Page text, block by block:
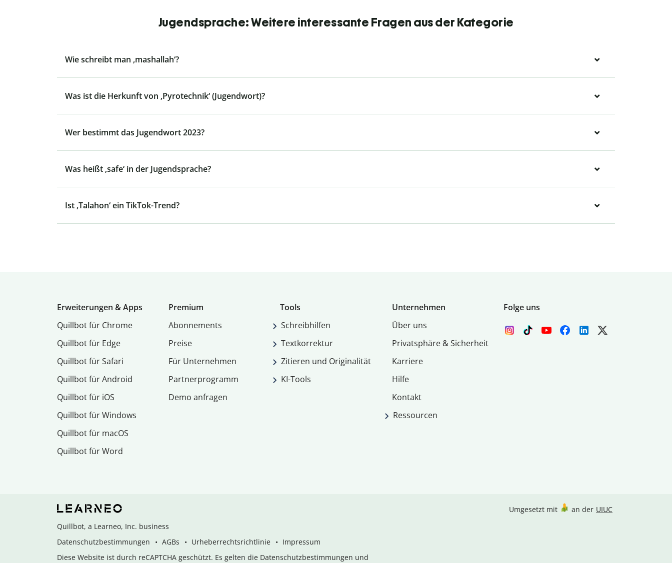
Jugendsprache: Weitere interessante Fragen aus der Kategorie
Wie schreibt man ‚mashallah‘?
Was ist die Herkunft von ‚Pyrotechnik‘ (Jugendwort)?
Wer bestimmt das Jugendwort 2023?
Was heißt ‚safe‘ in der Jugendsprache?
Ist ‚Talahon‘ ein TikTok-Trend?
Erweiterungen & Apps
Quillbot für Chrome
Quillbot für Edge
Quillbot für Safari
Quillbot für Android
Quillbot für iOS
Quillbot für Windows
Quillbot für macOS
Quillbot für Word
Premium
Abon­ne­ments
Preise
Für Unternehmen
Partnerprogramm
Demo anfragen
Tools
Schreibhilfen
Textkorrektur
Zitieren und Originalität
KI-Tools
Unternehmen
Über uns
Privatsphäre & Sicherheit
Karriere
Hilfe
Kontakt
Ressourcen
Folge uns
Quillbot, a Learneo, Inc. business
Datenschutzbestimmungen
AGBs Urheberrechtsrichtlinie
Impressum
Diese Website ist durch reCAPTCHA geschützt. Es gelten die Datenschutzbestimmungen und
Umgesetzt mit an der UIUC